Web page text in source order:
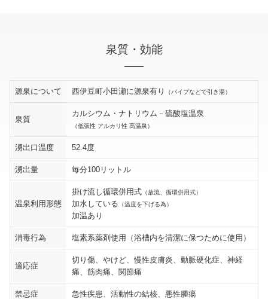
泉質・効能
源泉について 西伊豆町小田瀬に源泉有り （パイプなどで引き湯）
泉質
カルシウム・ナトリウム－硫酸塩温泉
（低張性 アルカリ性 高温泉）
湧出口温度 52.4度
湧出量 毎分100リットル
温泉利用形態
掛け流し循環併用式 （放流、循環併用式）
加水している （温度を下げる為）
加温あり
消毒行為 塩素系薬剤使用（浴槽内を清潔に保つために使用）
適応症
切り傷、やけど、慢性皮膚炎、動脈硬化症、神経
痛、筋肉痛、関節痛
禁忌症 急性疾患、活動性の結核、悪性腫瘍